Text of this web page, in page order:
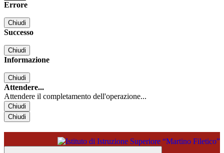
Errore
Chiudi
Successo
Chiudi
Informazione
Chiudi
Attendere...
Attendere il completamento dell'operazione...
Chiudi
Chiudi